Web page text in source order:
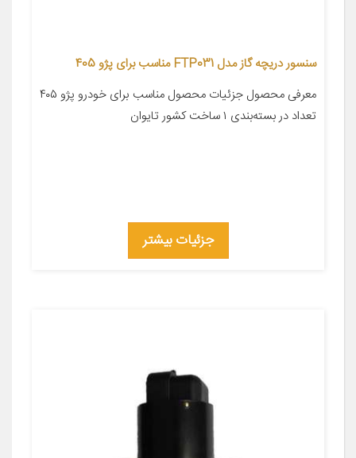
سنسور دریچه گاز مدل FTP031 مناسب برای پژو 405
معرفی محصول جزئیات محصول مناسب برای خودرو پژو ۴۰۵
تعداد در بسته‌بندی ۱ ساخت کشور تایوان
جزئیات بیشتر